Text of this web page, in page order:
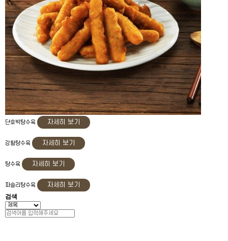
단호박탕수육 자세히 보기
강황탕수육 자세히 보기
탕수육 자세히 보기
파슬리탕수육
자세히 보기
검색